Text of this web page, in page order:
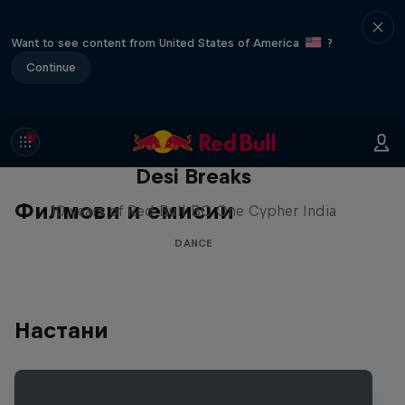
Want to see content from United States of America
?
Continue
Филмови и емисии
Desi Breaks
10 years of Red Bull BC One Cypher India
DANCE
Настани